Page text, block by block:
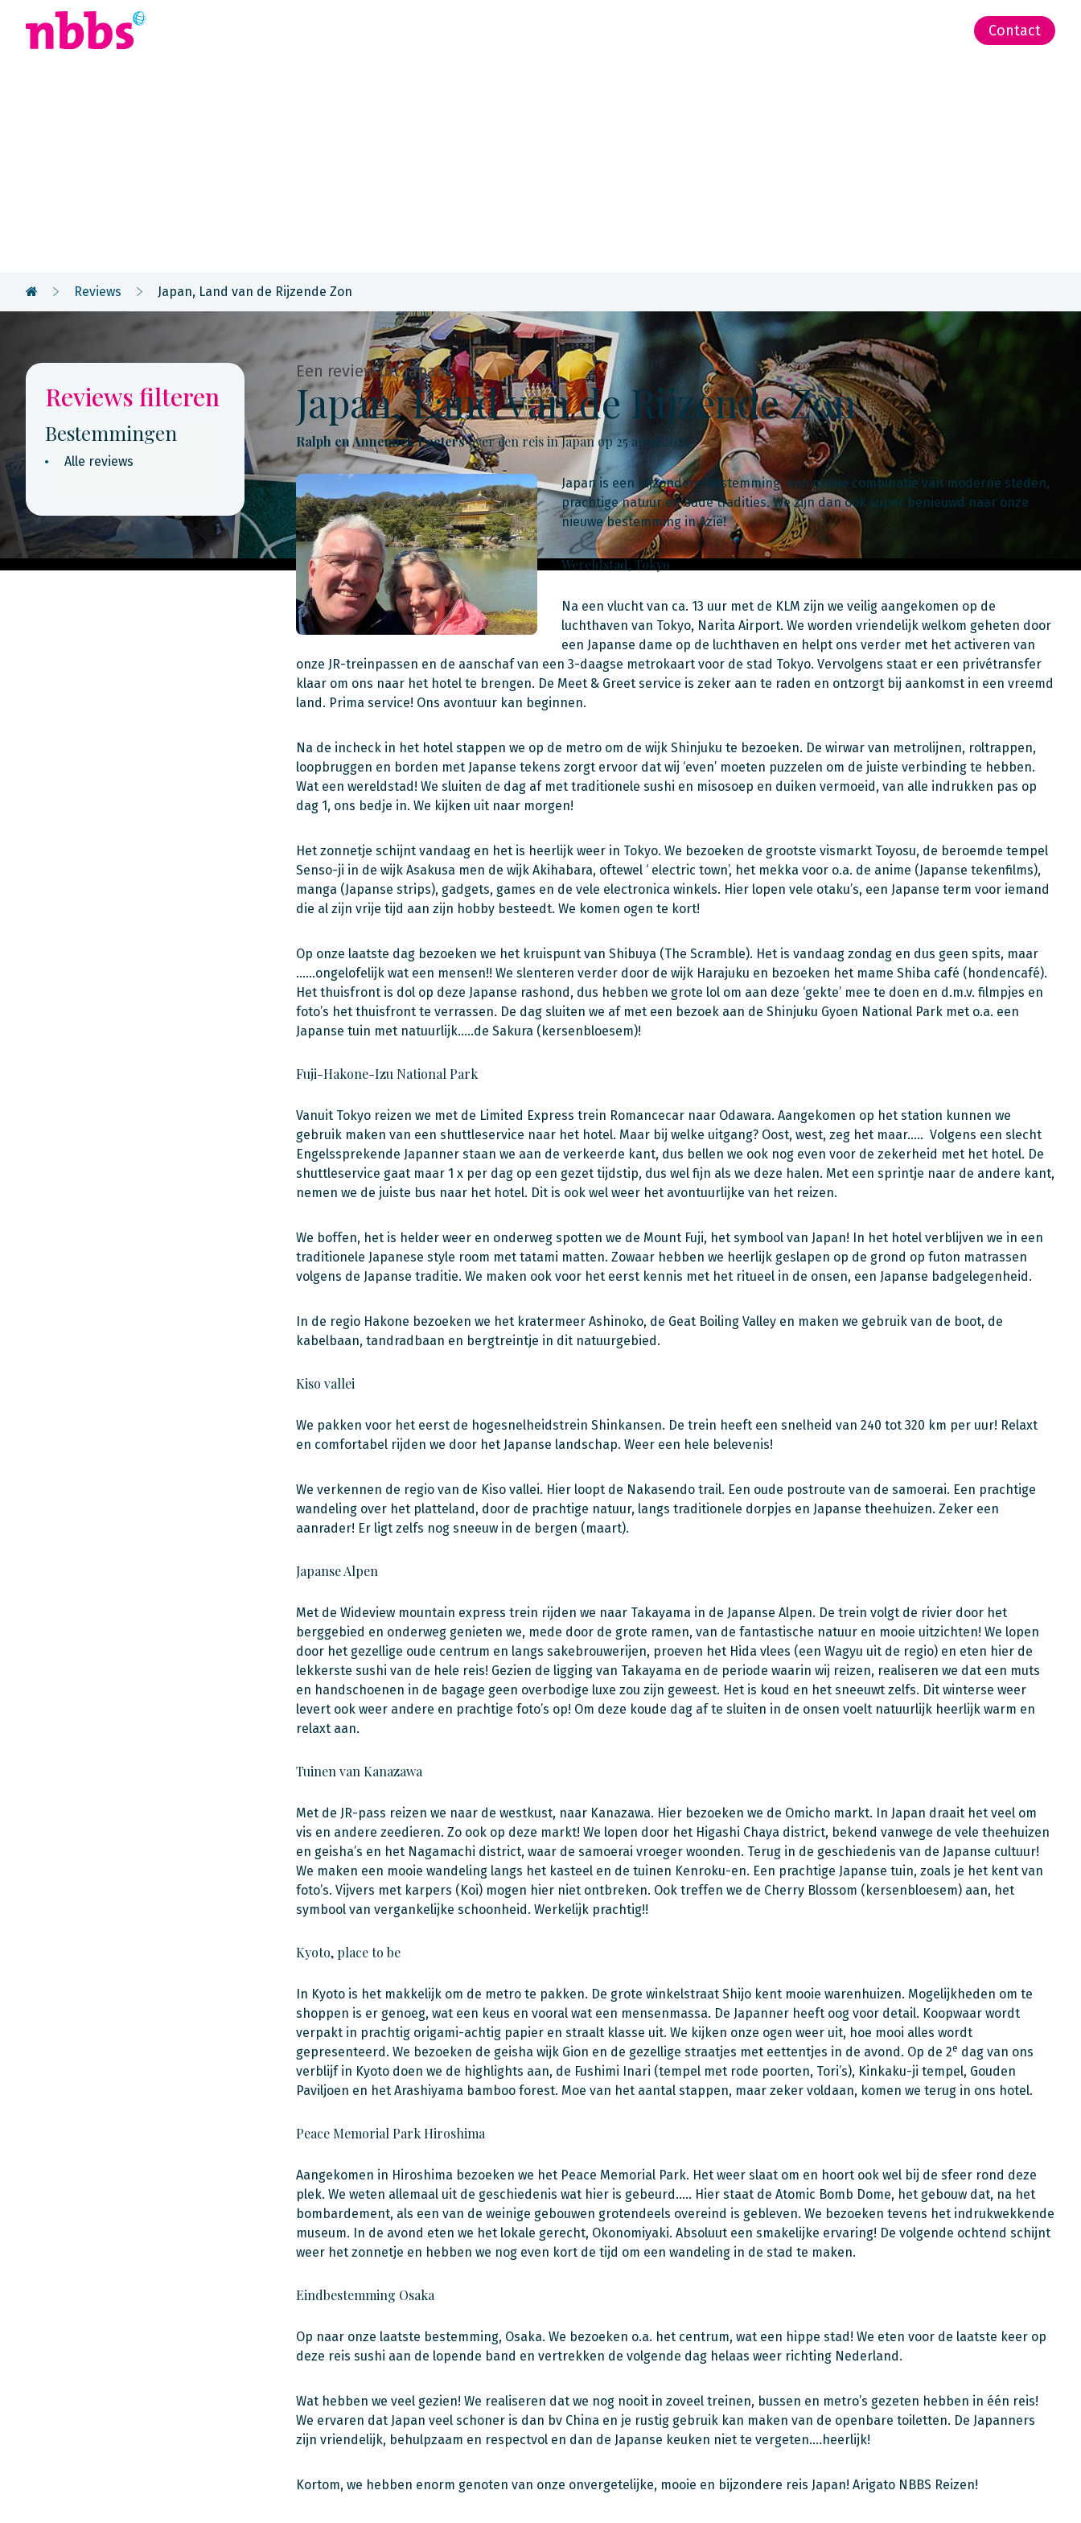
Contact
Reviews Japan, Land van de Rijzende Zon
Reviews filteren
Bestemmingen
Alle reviews
Een review uit Japan
Japan, Land van de Rijzende Zon
Ralph en Annemiek Peetersover een reis in Japan op 25 april 2024
Japan is een bijzondere bestemming, een mooie combinatie van moderne steden,
prachtige natuur en oude tradities. We zijn dan ook super benieuwd naar onze
nieuwe bestemming in Azië!
Wereldstad, Tokyo
Na een vlucht van ca. 13 uur met de KLM zijn we veilig aangekomen op de
luchthaven van Tokyo, Narita Airport. We worden vriendelijk welkom geheten door
een Japanse dame op de luchthaven en helpt ons verder met het activeren van
onze JR-treinpassen en de aanschaf van een 3-daagse metrokaart voor de stad Tokyo. Vervolgens staat er een privétransfer
klaar om ons naar het hotel te brengen. De Meet & Greet service is zeker aan te raden en ontzorgt bij aankomst in een vreemd
land. Prima service! Ons avontuur kan beginnen.
Na de incheck in het hotel stappen we op de metro om de wijk Shinjuku te bezoeken. De wirwar van metrolijnen, roltrappen,
loopbruggen en borden met Japanse tekens zorgt ervoor dat wij ‘even’ moeten puzzelen om de juiste verbinding te hebben.
Wat een wereldstad! We sluiten de dag af met traditionele sushi en misosoep en duiken vermoeid, van alle indrukken pas op
dag 1, ons bedje in. We kijken uit naar morgen!
Het zonnetje schijnt vandaag en het is heerlijk weer in Tokyo. We bezoeken de grootste vismarkt Toyosu, de beroemde tempel
Senso-ji in de wijk Asakusa men de wijk Akihabara, oftewel ‘ electric town’, het mekka voor o.a. de anime (Japanse tekenfilms),
manga (Japanse strips), gadgets, games en de vele electronica winkels. Hier lopen vele otaku’s, een Japanse term voor iemand
die al zijn vrije tijd aan zijn hobby besteedt. We komen ogen te kort!
Op onze laatste dag bezoeken we het kruispunt van Shibuya (The Scramble). Het is vandaag zondag en dus geen spits, maar
……ongelofelijk wat een mensen!! We slenteren verder door de wijk Harajuku en bezoeken het mame Shiba café (hondencafé).
Het thuisfront is dol op deze Japanse rashond, dus hebben we grote lol om aan deze ‘gekte’ mee te doen en d.m.v. filmpjes en
foto’s het thuisfront te verrassen. De dag sluiten we af met een bezoek aan de Shinjuku Gyoen National Park met o.a. een
Japanse tuin met natuurlijk…..de Sakura (kersenbloesem)!
Fuji-Hakone-Izu National Park
Vanuit Tokyo reizen we met de Limited Express trein Romancecar naar Odawara. Aangekomen op het station kunnen we
gebruik maken van een shuttleservice naar het hotel. Maar bij welke uitgang? Oost, west, zeg het maar….. Volgens een slecht
Engelssprekende Japanner staan we aan de verkeerde kant, dus bellen we ook nog even voor de zekerheid met het hotel. De
shuttleservice gaat maar 1 x per dag op een gezet tijdstip, dus wel fijn als we deze halen. Met een sprintje naar de andere kant,
nemen we de juiste bus naar het hotel. Dit is ook wel weer het avontuurlijke van het reizen.
We boffen, het is helder weer en onderweg spotten we de Mount Fuji, het symbool van Japan! In het hotel verblijven we in een
traditionele Japanese style room met tatami matten. Zowaar hebben we heerlijk geslapen op de grond op futon matrassen
volgens de Japanse traditie. We maken ook voor het eerst kennis met het ritueel in de onsen, een Japanse badgelegenheid.
In de regio Hakone bezoeken we het kratermeer Ashinoko, de Geat Boiling Valley en maken we gebruik van de boot, de
kabelbaan, tandradbaan en bergtreintje in dit natuurgebied.
Kiso vallei
We pakken voor het eerst de hogesnelheidstrein Shinkansen. De trein heeft een snelheid van 240 tot 320 km per uur! Relaxt
en comfortabel rijden we door het Japanse landschap. Weer een hele belevenis!
We verkennen de regio van de Kiso vallei. Hier loopt de Nakasendo trail. Een oude postroute van de samoerai. Een prachtige
wandeling over het platteland, door de prachtige natuur, langs traditionele dorpjes en Japanse theehuizen. Zeker een
aanrader! Er ligt zelfs nog sneeuw in de bergen (maart).
Japanse Alpen
Met de Wideview mountain express trein rijden we naar Takayama in de Japanse Alpen. De trein volgt de rivier door het
berggebied en onderweg genieten we, mede door de grote ramen, van de fantastische natuur en mooie uitzichten! We lopen
door het gezellige oude centrum en langs sakebrouwerijen, proeven het Hida vlees (een Wagyu uit de regio) en eten hier de
lekkerste sushi van de hele reis! Gezien de ligging van Takayama en de periode waarin wij reizen, realiseren we dat een muts
en handschoenen in de bagage geen overbodige luxe zou zijn geweest. Het is koud en het sneeuwt zelfs. Dit winterse weer
levert ook weer andere en prachtige foto’s op! Om deze koude dag af te sluiten in de onsen voelt natuurlijk heerlijk warm en
relaxt aan.
Tuinen van Kanazawa
Met de JR-pass reizen we naar de westkust, naar Kanazawa. Hier bezoeken we de Omicho markt. In Japan draait het veel om
vis en andere zeedieren. Zo ook op deze markt! We lopen door het Higashi Chaya district, bekend vanwege de vele theehuizen
en geisha’s en het Nagamachi district, waar de samoerai vroeger woonden. Terug in de geschiedenis van de Japanse cultuur!
We maken een mooie wandeling langs het kasteel en de tuinen Kenroku-en. Een prachtige Japanse tuin, zoals je het kent van
foto’s. Vijvers met karpers (Koi) mogen hier niet ontbreken. Ook treffen we de Cherry Blossom (kersenbloesem) aan, het
symbool van vergankelijke schoonheid. Werkelijk prachtig!!
Kyoto, place to be
In Kyoto is het makkelijk om de metro te pakken. De grote winkelstraat Shijo kent mooie warenhuizen. Mogelijkheden om te
shoppen is er genoeg, wat een keus en vooral wat een mensenmassa. De Japanner heeft oog voor detail. Koopwaar wordt
verpakt in prachtig origami-achtig papier en straalt klasse uit. We kijken onze ogen weer uit, hoe mooi alles wordt
gepresenteerd. We bezoeken de geisha wijk Gion en de gezellige straatjes met eettentjes in de avond. Op de 2e dag van ons
verblijf in Kyoto doen we de highlights aan, de Fushimi Inari (tempel met rode poorten, Tori’s), Kinkaku-ji tempel, Gouden
Paviljoen en het Arashiyama bamboo forest. Moe van het aantal stappen, maar zeker voldaan, komen we terug in ons hotel.
Peace Memorial Park Hiroshima
Aangekomen in Hiroshima bezoeken we het Peace Memorial Park. Het weer slaat om en hoort ook wel bij de sfeer rond deze
plek. We weten allemaal uit de geschiedenis wat hier is gebeurd….. Hier staat de Atomic Bomb Dome, het gebouw dat, na het
bombardement, als een van de weinige gebouwen grotendeels overeind is gebleven. We bezoeken tevens het indrukwekkende
museum. In de avond eten we het lokale gerecht, Okonomiyaki. Absoluut een smakelijke ervaring! De volgende ochtend schijnt
weer het zonnetje en hebben we nog even kort de tijd om een wandeling in de stad te maken.
Eindbestemming Osaka
Op naar onze laatste bestemming, Osaka. We bezoeken o.a. het centrum, wat een hippe stad! We eten voor de laatste keer op
deze reis sushi aan de lopende band en vertrekken de volgende dag helaas weer richting Nederland.
Wat hebben we veel gezien! We realiseren dat we nog nooit in zoveel treinen, bussen en metro’s gezeten hebben in één reis!
We ervaren dat Japan veel schoner is dan bv China en je rustig gebruik kan maken van de openbare toiletten. De Japanners
zijn vriendelijk, behulpzaam en respectvol en dan de Japanse keuken niet te vergeten….heerlijk!
Kortom, we hebben enorm genoten van onze onvergetelijke, mooie en bijzondere reis Japan! Arigato NBBS Reizen!